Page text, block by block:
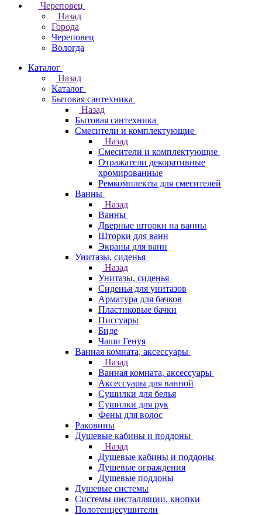
Череповец
Назад
Города
Череповец
Вологда
Каталог
Назад
Каталог
Бытовая сантехника
Назад
Бытовая сантехника
Смесители и комплектующие
Назад
Смесители и комплектующие
Отражатели декоративные
хромированные
Ремкомплекты для смесителей
Ванны
Назад
Ванны
Дверные шторки на ванны
Шторки для ванн
Экраны для ванн
Унитазы, сиденья
Назад
Унитазы, сиденья
Сиденья для унитазов
Арматура для бачков
Пластиковые бачки
Писсуары
Биде
Чаши Генуя
Ванная комната, аксессуары
Назад
Ванная комната, аксессуары
Аксессуары для ванной
Сушилки для белья
Сушилки для рук
Фены для волос
Раковины
Душевые кабины и поддоны
Назад
Душевые кабины и поддоны
Душевые ограждения
Душевые поддоны
Душевые системы
Системы инсталляции, кнопки
Полотенцесушители